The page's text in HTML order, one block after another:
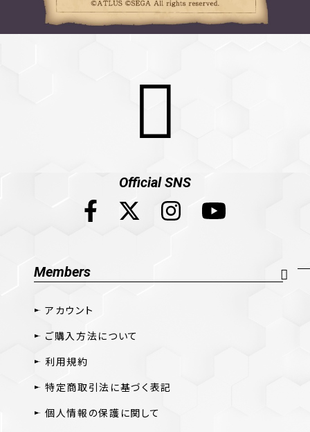
Official SNS
Members
アカウント
ご購入方法について
利用規約
特定商取引法に基づく表記
個人情報の保護に関して